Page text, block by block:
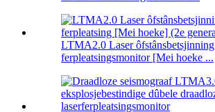
LTMA2.0 Laser ôfstânsbetsjinning
ferpleatsingsmonitor [Mei hoeke ...